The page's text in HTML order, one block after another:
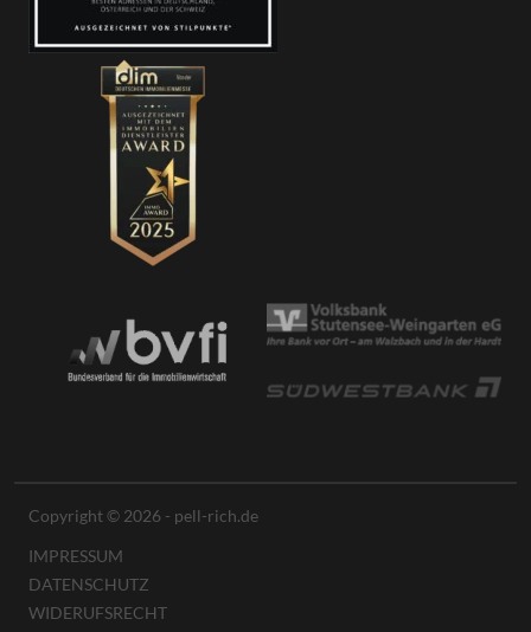
Copyright © 2026 - pell-rich.de
IMPRESSUM
DATENSCHUTZ
WIDERUFSRECHT